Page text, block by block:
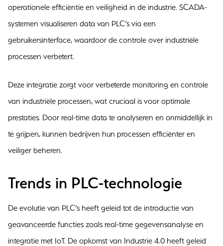
operationele efficiëntie en veiligheid in de industrie. SCADA-
systemen visualiseren data van PLC’s via een
gebruikersinterface, waardoor de controle over industriële
processen verbetert.
Deze integratie zorgt voor verbeterde monitoring en controle
van industriële processen, wat cruciaal is voor optimale
prestaties. Door real-time data te analyseren en onmiddellijk in
te grijpen, kunnen bedrijven hun processen efficiënter en
veiliger beheren.
Trends in PLC-technologie
De evolutie van PLC’s heeft geleid tot de introductie van
geavanceerde functies zoals real-time gegevensanalyse en
integratie met IoT. De opkomst van Industrie 4.0 heeft geleid